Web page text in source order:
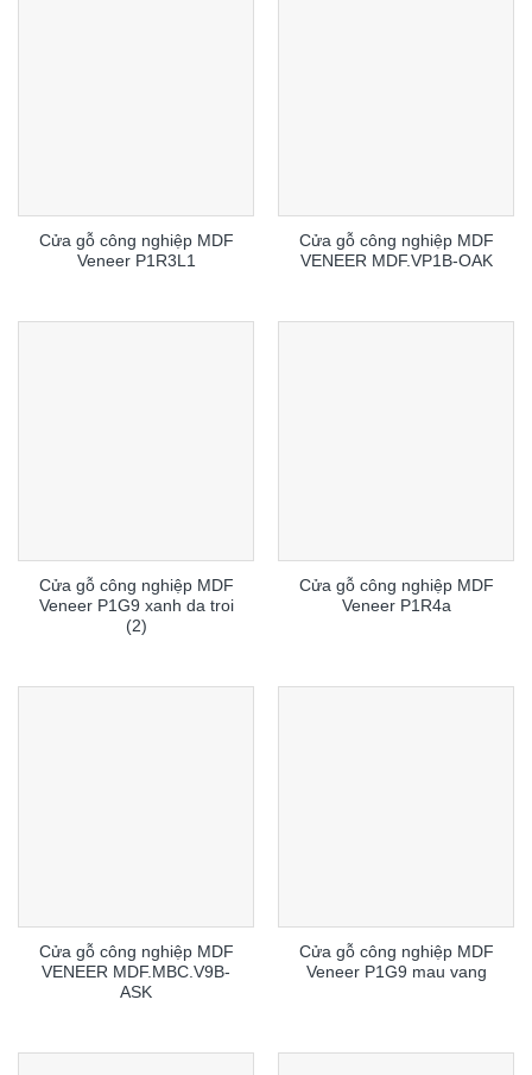
Cửa gỗ công nghiệp MDF
Veneer P1R3L1
Cửa gỗ công nghiệp MDF
VENEER MDF.VP1B-OAK
Cửa gỗ công nghiệp MDF
Veneer P1G9 xanh da troi
(2)
Cửa gỗ công nghiệp MDF
Veneer P1R4a
Cửa gỗ công nghiệp MDF
VENEER MDF.MBC.V9B-
ASK
Cửa gỗ công nghiệp MDF
Veneer P1G9 mau vang